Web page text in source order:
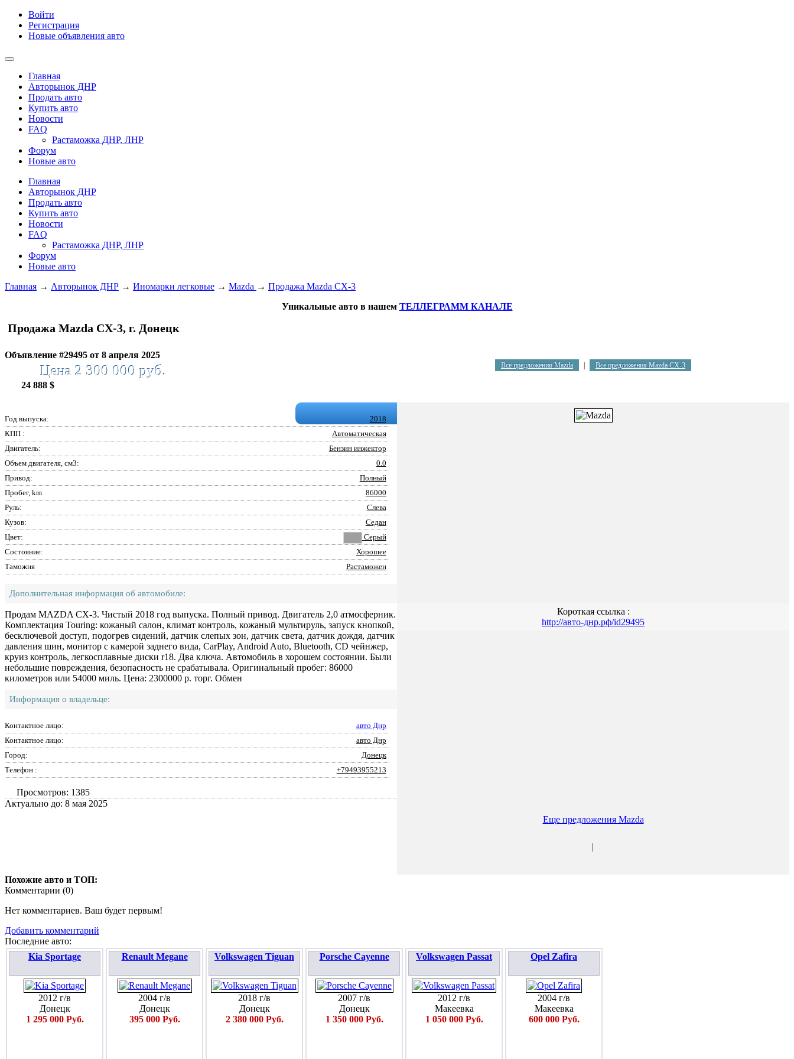
Войти
Регистрация
Новые объявления авто
Главная
Авторынок ДНР
Продать авто
Купить авто
Новости
FAQ
Растаможка ДНР, ЛНР
Форум
Новые авто
Главная
Авторынок ДНР
Продать авто
Купить авто
Новости
FAQ
Растаможка ДНР, ЛНР
Форум
Новые авто
Главная → Авторынок ДНР → Иномарки легковые → Mazda → Продажа Mazda CX-3
Уникальные авто в нашем ТЕЛЛЕГРАММ КАНАЛЕ
Продажа Mazda CX-3, г. Донецк
Объявление #29495 от 8 апреля 2025
Цена 2 300 000 руб.
24 888 $
Все предложения Mazda Все предложения Mazda CX-3
Год выпуска:
2018
КПП :
Автоматическая
Двигатель:
Бензин инжектор
Объем двигателя, см3:
0.0
Привод:
Полный
Пробег, km
86000
Руль:
Слева
Кузов:
Седан
Цвет:
Серый
Состояние:
Хорошее
Таможня
Растаможен
Дополнительная информация об автомобиле:
Продам MAZDA CX-3. Чистый 2018 год выпуска. Полный привод. Двигатель 2,0 атмосферник.
Комплектация Touring: кожаный салон, климат контроль, кожаный мультируль, запуск кнопкой,
бесключевой доступ, подогрев сидений, датчик слепых зон, датчик света, датчик дождя, датчик
давления шин, монитор с камерой заднего вида, CarPlay, Android Auto, Bluetooth, CD чейнжер,
круиз контроль, легкосплавные диски r18. Два ключа. Автомобиль в хорошем состоянии. Были
небольшие повреждения, безопасность не срабатывала. Оригинальный пробег: 86000
километров или 54000 миль. Цена: 2300000 р. торг. Обмен
Информация о владельце:
Контактное лицо:
авто Днр
Контактное лицо:
авто Днр
Город:
Донецк
Телефон :
+79493955213
Просмотров: 1385
Актуально до: 8 мая 2025
Короткая ссылка :
http://авто-днр.рф/id29495
Еще предложения Mazda
|
Похожие авто и ТОП:
Комментарии (0)
Нет комментариев. Ваш будет первым!
Добавить комментарий
Последние авто:
Kia Sportage
2012 г/в
Донецк
1 295 000 Руб.
Renault Megane
2004 г/в
Донецк
395 000 Руб.
Volkswagen Tiguan
2018 г/в
Донецк
2 380 000 Руб.
Porsche Cayenne
2007 г/в
Донецк
1 350 000 Руб.
Volkswagen Passat
2012 г/в
Макеевка
1 050 000 Руб.
Opel Zafira
2004 г/в
Макеевка
600 000 Руб.